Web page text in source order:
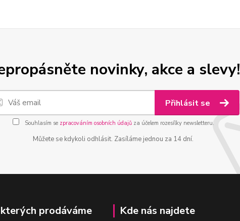
novinky, akce a slevy!
Přihlásit se
Souhlasím se zpracováním osobních údajůza účelem rozesílky newsletteru.
Můžete se kdykoli odhlásit. Zasíláme jednou za 14 dní.
prodáváme Kde nás najdete